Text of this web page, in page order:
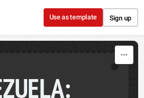
Skip to content
Use as template Sign up